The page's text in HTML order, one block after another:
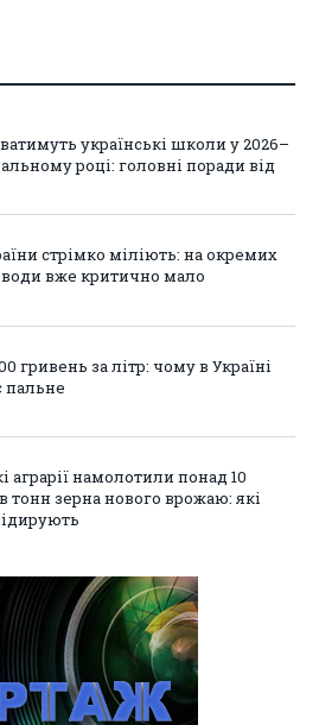
українські школи у 2026–
році: головні поради від
стрімко міліють: на окремих
води вже критично мало
гривень за літр: чому в Україні
пальне
аграрії намолотили понад 10
тонн зерна нового врожаю: які